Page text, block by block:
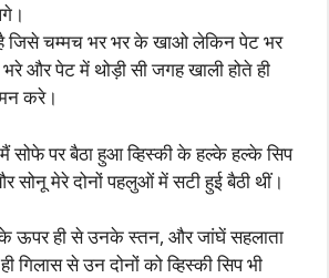
है जिसे चम्मच भर भर के खाओ लेकिन पेट भर
भरे और पेट में थोड़ी सी जगह खाली होते ही
करे।
सोफे पर बैठा हुआ व्हिस्की के हल्के हल्के सिप
सोनू मेरे दोनों पहलुओं में सटी हुई बैठी थीं।
ऊपर ही से उनके स्तन, और जांघें सहलाता
गिलास से उन दोनों को व्हिस्की सिप भी